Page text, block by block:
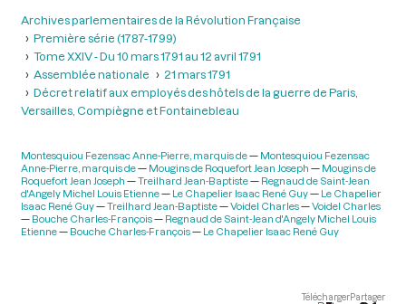
Archives parlementaires de la Révolution Française
Première série (1787-1799)
Tome XXIV - Du 10 mars 1791 au 12 avril 1791
Assemblée nationale
21 mars 1791
Décret relatif aux employés des hôtels de la guerre de Paris,
Versailles, Compiègne et Fontainebleau
Montesquiou Fezensac Anne-Pierre, marquis de
Montesquiou Fezensac
Anne-Pierre, marquis de
Mougins de Roquefort Jean Joseph
Mougins de
Roquefort Jean Joseph
Treilhard Jean-Baptiste
Regnaud de Saint-Jean
d'Angely Michel Louis Etienne
Le Chapelier Isaac René Guy
Le Chapelier
Isaac René Guy
Treilhard Jean-Baptiste Voidel Charles
Voidel Charles
Bouche Charles-François
Regnaud de Saint-Jean d'Angely Michel Louis
Etienne
Bouche Charles-François Le Chapelier Isaac René Guy
TéléchargerPartager